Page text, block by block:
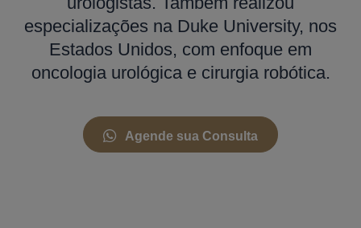
especializações na Duke University, nos
Estados Unidos, com enfoque em
oncologia urológica e cirurgia robótica.
Agende sua Consulta